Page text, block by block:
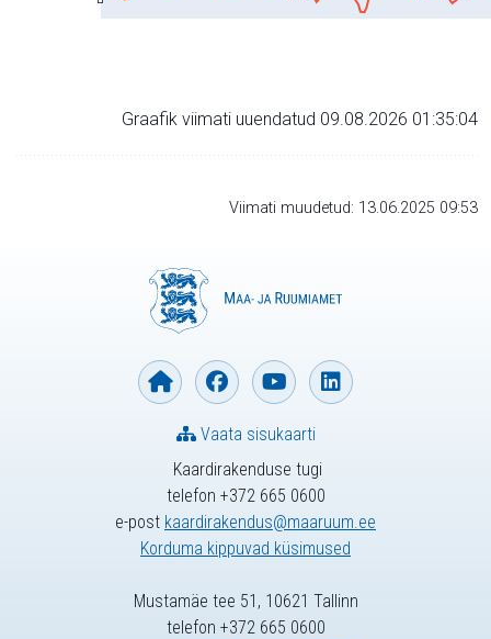
Graafik viimati uuendatud 09.08.2026 01:35:04
Viimati muudetud: 13.06.2025 09:53
Kaardirakenduse tugi
telefon +372 665 0600
e-post kaardirakendus@maaruum.ee
Korduma kippuvad küsimused
Vaata sisukaarti
Mustamäe tee 51, 10621 Tallinn
telefon +372 665 0600